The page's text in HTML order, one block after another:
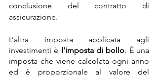
conclusione del contratto di
assicurazione.
L’altra imposta applicata agli
investimenti è
l’imposta di bollo. È una
imposta che viene calcolata ogni anno
ed è proporzionale al valore del